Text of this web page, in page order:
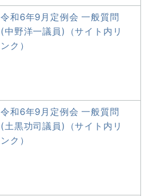
令和6年9月定例会 一般質問
(中野洋一議員)（サイト内リ
ンク）
令和6年9月定例会 一般質問
(土黒功司議員)（サイト内リ
ンク）